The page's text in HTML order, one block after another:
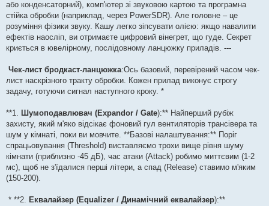
або конденсаторний), комп'ютер зі звуковою картою та програмна
стійка обробки (наприклад, через PowerSDR). Але головне – це
розуміння фізики звуку. Кашу легко зіпсувати олією: якщо навалити
ефектів наосліп, ви отримаєте цифровий вінегрет, що гуде. Секрет
криється в ювелірному, послідовному ланцюжку приладів. ---
Чек-лист бродкаст-ланцюжка:Ось базовий, перевірений часом чек-
лист наскрізного тракту обробки. Кожен прилад виконує строгу
задачу, готуючи сигнал наступного кроку. *
**1. Шумоподавлювач (Expandor / Gate):** Найперший рубіж
захисту, який м'яко відсікає фоновий гул вентиляторів трансівера та
шум у кімнаті, поки ви мовчите. **Базові налаштування:** Поріг
спрацьовування (Threshold) виставляємо трохи вище рівня шуму
кімнати (приблизно -45 дБ), час атаки (Attack) робимо миттєвим (1-2
мс), щоб не з'їдалися перші літери, а спад (Release) ставимо м'яким
(150-200).
* **2. Еквалайзер (Equalizer / Динамічний еквалайзер):**